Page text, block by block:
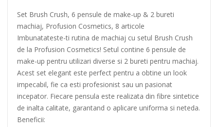
Set Brush Crush, 6 pensule de make-up & 2 bureti
machiaj, Profusion Cosmetics, 8 articole
Imbunatateste-ti rutina de machiaj cu setul Brush Crush
de la Profusion Cosmetics! Setul contine 6 pensule de
make-up pentru utilizari diverse si 2 bureti pentru machiaj.
Acest set elegant este perfect pentru a obtine un look
impecabil, fie ca esti profesionist sau un pasionat
incepator. Fiecare pensula este realizata din fibre sintetice
de inalta calitate, garantand o aplicare uniforma si neteda.
Beneficii: